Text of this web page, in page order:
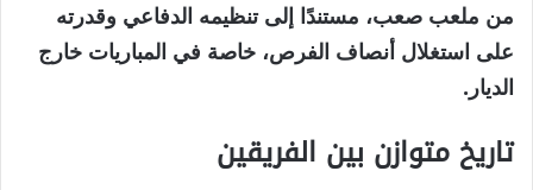
من ملعب صعب، مستندًا إلى تنظيمه الدفاعي وقدرته
على استغلال أنصاف الفرص، خاصة في المباريات خارج
الديار.
تاريخ متوازن بين الفريقين